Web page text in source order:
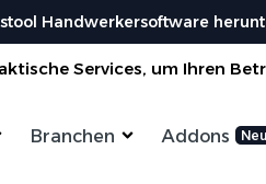
Handwerkersoftware
Services, um Ihren
Branchen Addons